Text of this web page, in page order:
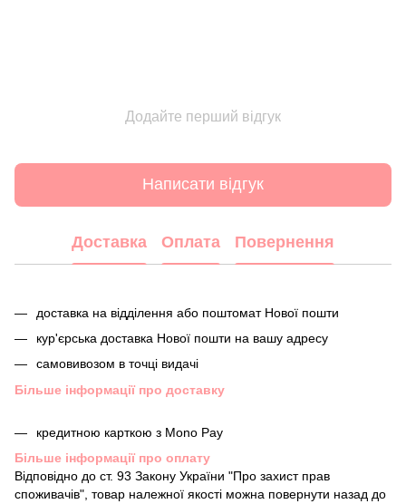
Додайте перший відгук
Написати відгук
Доставка Оплата Повернення
доставка на відділення або поштомат Нової пошти
кур'єрська доставка Нової пошти на вашу адресу
самовивозом в точці видачі
Більше інформації про доставку
кредитною карткою з Mono Pay
Більше інформації про оплату
Відповідно до ст. 93 Закону України "Про захист прав
споживачів", товар належної якості можна повернути назад до